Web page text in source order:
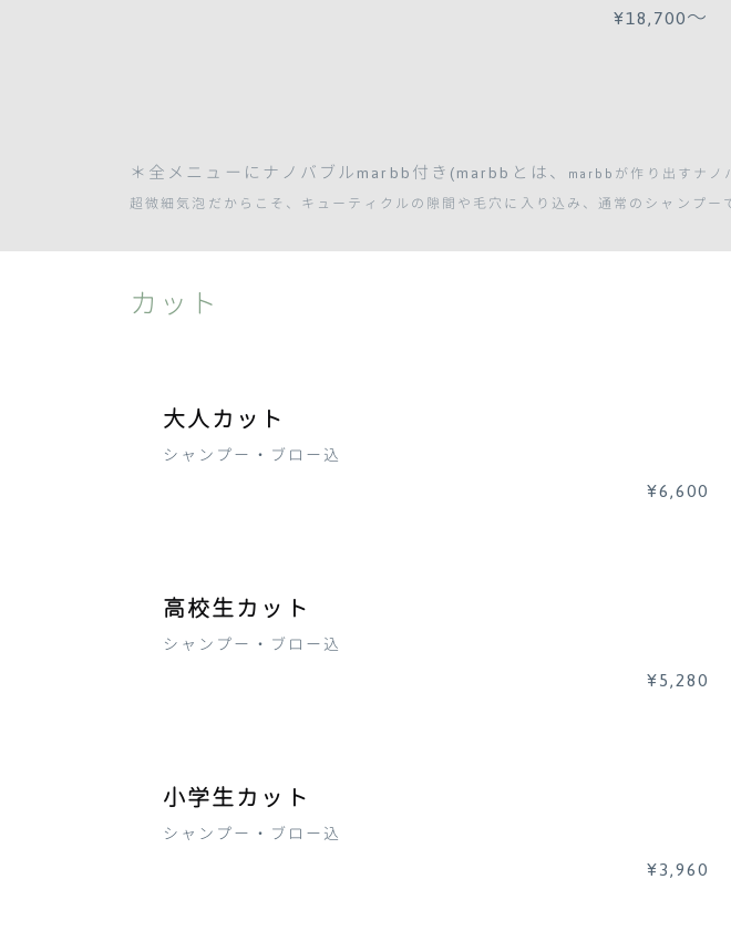
¥18,700〜
＊全メニューにナノバブルmarbb付き(marbbとは、
marbbが作り出すナノ
超微細気泡だからこそ、キューティクルの隙間や毛穴に入り込み、通常のシャンプー
カット
大人カット
シャンプー・ブロー込
¥6,600
高校生カット
シャンプー・ブロー込
¥5,280
小学生カット
シャンプー・ブロー込
¥3,960